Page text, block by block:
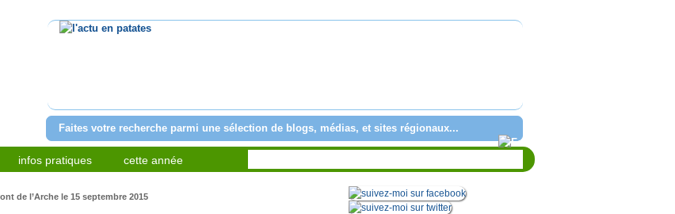
Faites votre recherche parmi une sélection de blogs, médias, et sites régionaux...
infos pratiques cette année
de l’Arche le 15 septembre 2015